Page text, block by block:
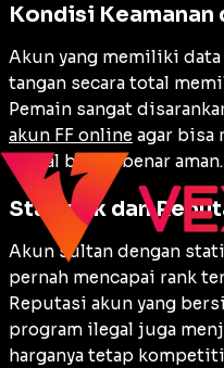
Kondisi Keamanan
Akun yang memiliki
tangan secara total
Pemain sangat
akun FF online agar bisa
dijual benar-benar aman.
Statistik dan
Akun sultan dengan
pernah mencapai rank
Reputasi akun yang
program ilegal juga
harganya tetap